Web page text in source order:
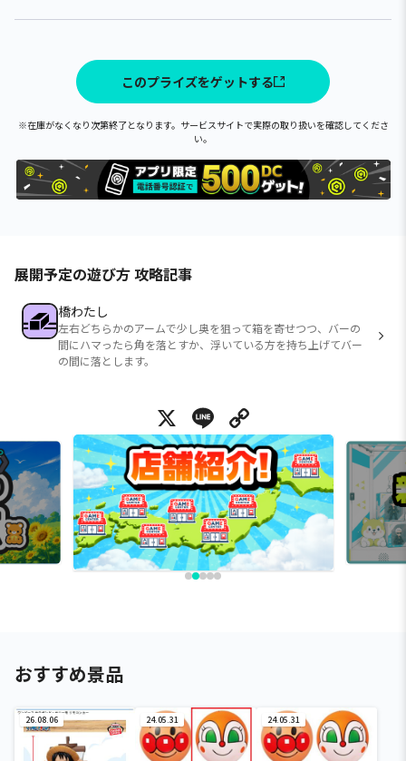
このプライズをゲットする
※在庫がなくなり次第終了となります。サービスサイトで実際の取り扱いを確認してくださ
い。
展開予定の遊び方 攻略記事
橋わたし
左右どちらかのアームで少し奥を狙って箱を寄せつつ、バーの
間にハマったら角を落とすか、浮いている方を持ち上げてバー
の間に落とします。
X Line
おすすめ景品
26.08.06 24.05.31 24.05.31